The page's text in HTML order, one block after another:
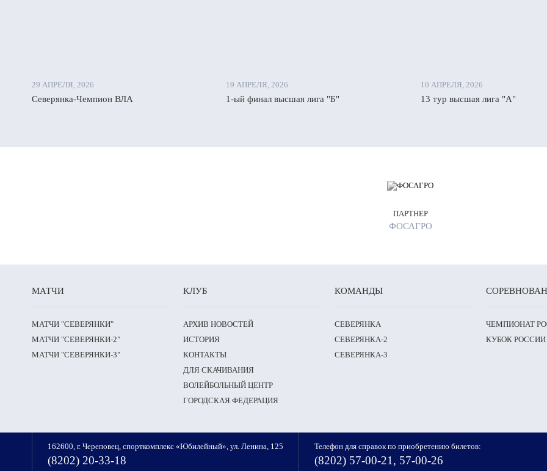
29 АПРЕЛЯ, 2026
Северянка-Чемпион ВЛА
19 АПРЕЛЯ, 2026
1-ый финал высшая лига "Б"
10 АПРЕЛЯ, 2026
13 тур высшая лига "А"
ПАРТНЕР
ФОСАГРО
МАТЧИ
МАТЧИ "СЕВЕРЯНКИ"
МАТЧИ "СЕВЕРЯНКИ-2"
МАТЧИ "СЕВЕРЯНКИ-3"
КЛУБ
АРХИВ НОВОСТЕЙ
ИСТОРИЯ
КОНТАКТЫ
ДЛЯ СКАЧИВАНИЯ
ВОЛЕЙБОЛЬНЫЙ ЦЕНТР
ГОРОДСКАЯ ФЕДЕРАЦИЯ
КОМАНДЫ
СЕВЕРЯНКА
СЕВЕРЯНКА-2
СЕВЕРЯНКА-3
ЧЕМПИОНАТ
КУБОК РОССИИ
162600, г. Череповец, спорткомплекс «Юбилейный», ул. Ленина, 125
(8202) 20-33-18
Телефон для справок по приобретению билетов:
(8202) 57-00-21, 57-00-26